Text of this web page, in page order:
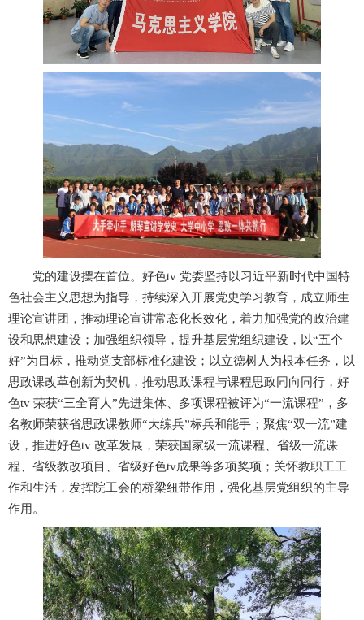
党的建设摆在首位。好色tv 党委坚持以习近平新时代中国特
色社会主义思想为指导，持续深入开展党史学习教育，成立师生
理论宣讲团，推动理论宣讲常态化长效化，着力加强党的政治建
设和思想建设；加强组织领导，提升基层党组织建设，以“五个
好”为目标，推动党支部标准化建设；以立德树人为根本任务，以
思政课改革创新为契机，推动思政课程与课程思政同向同行，好
色tv 荣获“三全育人”先进集体、多项课程被评为“一流课程”，多
名教师荣获省思政课教师“大练兵”标兵和能手；聚焦“双一流”建
设，推进好色tv 改革发展，荣获国家级一流课程、省级一流课
程、省级教改项目、省级好色tv成果等多项奖项；关怀教职工工
作和生活，发挥院工会的桥梁纽带作用，强化基层党组织的主导
作用。